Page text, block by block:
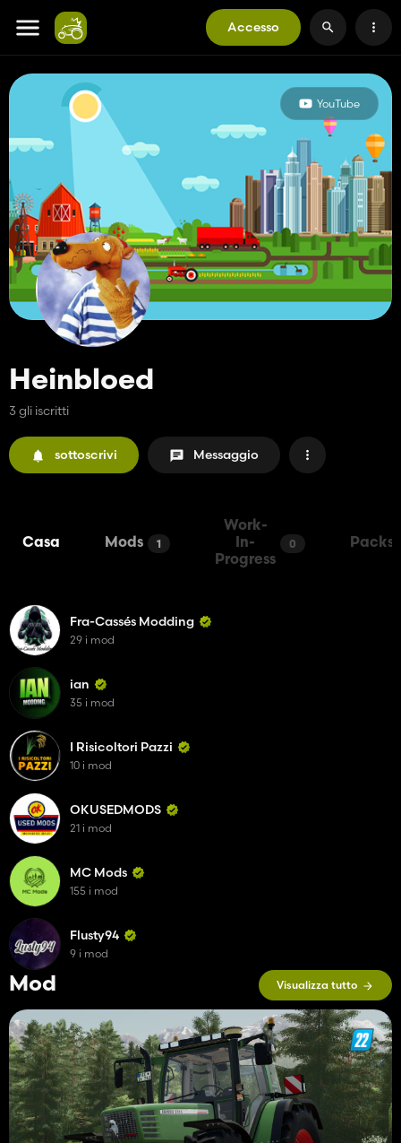
Accesso
YouTube
Heinbloed
3 gli iscritti
sottoscrivi Messaggio
Casa Mods 1
Work-
In-
Progress
0 Packs
Mod Visualizza tutto
Fra-Cassés Modding
29 i mod
ian
35 i mod
I Risicoltori Pazzi
10 i mod
OKUSEDMODS
21 i mod
MC Mods
155 i mod
Flusty94
9 i mod